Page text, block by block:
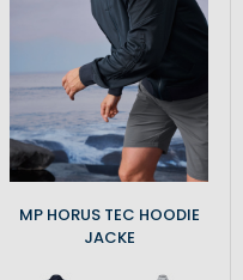
MP HORUS TEC HOODIE
JACKE